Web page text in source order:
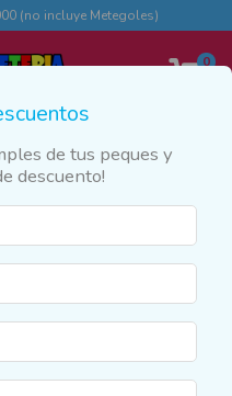
(no incluye Metegoles)
0
de tus peques y
descuento!